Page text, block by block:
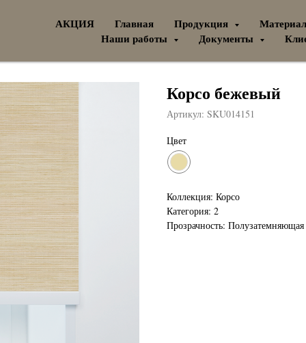
АКЦИЯ Главная Продукция
Наши работы
Документы
Корсо бежевый
Артикул: SKU014151
Цвет
Коллекция: Корсо
Категория: 2
Прозрачность: Полузатемняющая